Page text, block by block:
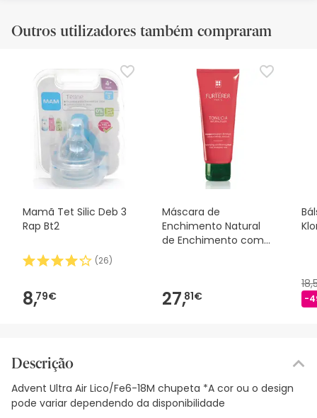
Outros utilizadores também compraram
Mamã Tet Silic Deb 3
Rap Bt2
(26)
8,79€
Máscara de
Enchimento Natural
de Enchimento com
27,81€ -
Descrição
Advent Ultra Air Lico/Fe6-18M chupeta *A cor ou o design
pode variar dependendo da disponibilidade